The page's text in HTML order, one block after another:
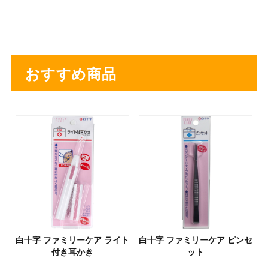
おすすめ商品
白十字 ファミリーケア ライト
付き耳かき
白十字 ファミリーケア ピンセ
ット